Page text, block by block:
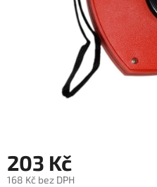
203 Kč
168 Kč bez DPH